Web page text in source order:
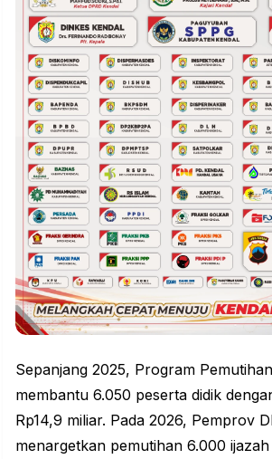
Sepanjang 2025, Program
membantu 6.050 peserta didik
Rp14,9 miliar. Pada 2026, Pemprov
menargetkan pemutihan 6.000